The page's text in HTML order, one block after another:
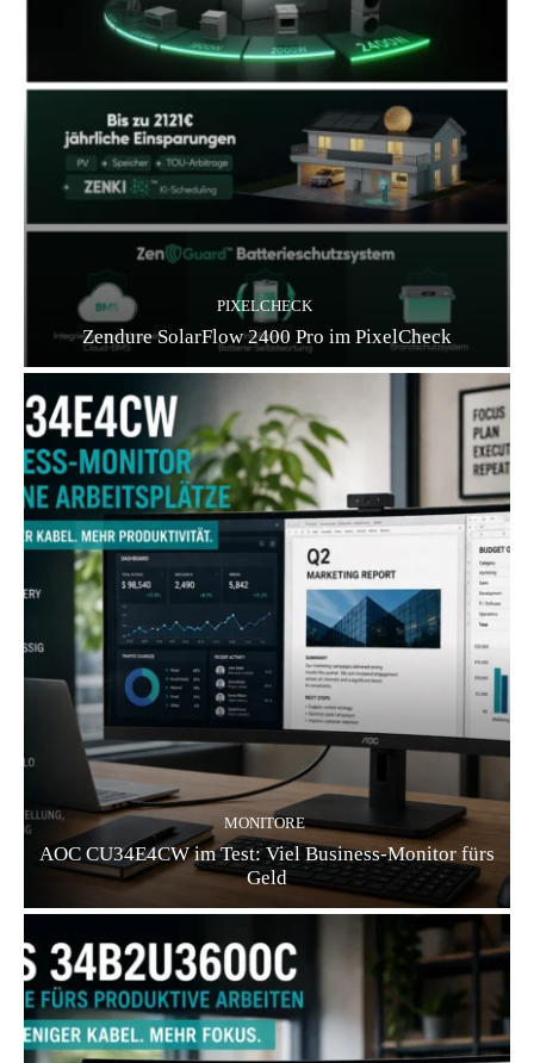
PIXELCHECK
Zendure SolarFlow 2400 Pro im PixelCheck
MONITORE
AOC CU34E4CW im Test: Viel Business-Monitor fürs
Geld